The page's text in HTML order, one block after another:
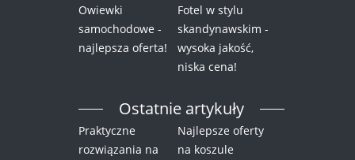
Owiewki
samochodowe -
najlepsza oferta!
Fotel w stylu
skandynawskim -
wysoka jakość,
niska cena!
Ostatnie artykuły
Praktyczne
rozwiązania na
Najlepsze oferty
na koszule